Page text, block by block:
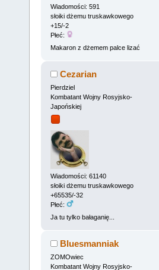
Wiadomości: 591
słoiki dżemu truskawkowego
+15/-2
Płeć:
Makaron z dżemem palce lizać
Cezarian
Pierdziel
Kombatant Wojny Rosyjsko-
Japońskiej
Wiadomości: 61140
słoiki dżemu truskawkowego
+65535/-32
Płeć:
Ja tu tylko bałaganię...
Bluesmanniak
ZOMOwiec
Kombatant Wojny Rosyjsko-